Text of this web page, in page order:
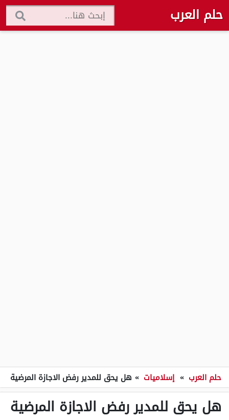
حلم العرب
حلم العرب » إسلاميات » هل يحق للمدير رفض الاجازة المرضية
هل يحق للمدير رفض الاجازة المرضية